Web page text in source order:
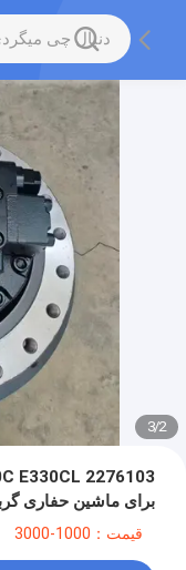
2
/
3
برای ماشین حفاری
قیمت：1000-3000